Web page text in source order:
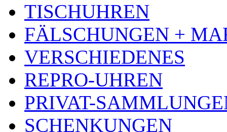
TISCHUHREN
FÄLSCHUNGEN +
VERSCHIEDENES
REPRO-UHREN
PRIVAT-
SCHENKUNGEN